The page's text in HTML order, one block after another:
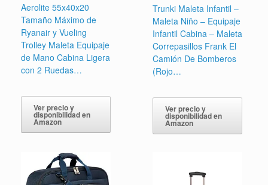
Aerolite 55x40x20
Tamaño Máximo de
Ryanair y Vueling
Trolley Maleta Equipaje
de Mano Cabina Ligera
con 2 Ruedas…
Ver precio y
disponibilidad en
Amazon
Trunki Maleta Infantil –
Maleta Niño – Equipaje
Infantil Cabina – Maleta
Correpasillos Frank El
Camión De Bomberos
(Rojo…
Ver precio y
disponibilidad en
Amazon